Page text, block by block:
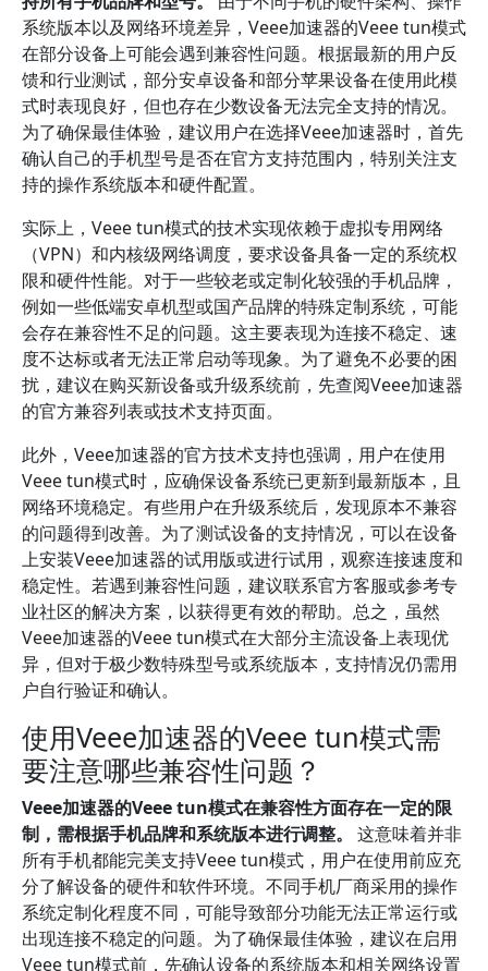
系统版本以及网络环境差异，Veee加速器的Veee tun模式
在部分设备上可能会遇到兼容性问题。根据最新的用户反
馈和行业测试，部分安卓设备和部分苹果设备在使用此模
式时表现良好，但也存在少数设备无法完全支持的情况。
为了确保最佳体验，建议用户在选择Veee加速器时，首先
确认自己的手机型号是否在官方支持范围内，特别关注支
持的操作系统版本和硬件配置。
实际上，Veee tun模式的技术实现依赖于虚拟专用网络
（VPN）和内核级网络调度，要求设备具备一定的系统权
限和硬件性能。对于一些较老或定制化较强的手机品牌，
例如一些低端安卓机型或国产品牌的特殊定制系统，可能
会存在兼容性不足的问题。这主要表现为连接不稳定、速
度不达标或者无法正常启动等现象。为了避免不必要的困
扰，建议在购买新设备或升级系统前，先查阅Veee加速器
的官方兼容列表或技术支持页面。
此外，Veee加速器的官方技术支持也强调，用户在使用
Veee tun模式时，应确保设备系统已更新到最新版本，且
网络环境稳定。有些用户在升级系统后，发现原本不兼容
的问题得到改善。为了测试设备的支持情况，可以在设备
上安装Veee加速器的试用版或进行试用，观察连接速度和
稳定性。若遇到兼容性问题，建议联系官方客服或参考专
业社区的解决方案，以获得更有效的帮助。总之，虽然
Veee加速器的Veee tun模式在大部分主流设备上表现优
异，但对于极少数特殊型号或系统版本，支持情况仍需用
户自行验证和确认。
使用Veee加速器的Veee tun模式需
要注意哪些兼容性问题？
Veee加速器的Veee tun模式在兼容性方面存在一定的限
制，需根据手机品牌和系统版本进行调整。
这意味着并非
所有手机都能完美支持Veee tun模式，用户在使用前应充
分了解设备的硬件和软件环境。不同手机厂商采用的操作
系统定制化程度不同，可能导致部分功能无法正常运行或
出现连接不稳定的问题。为了确保最佳体验，建议在启用
Veee tun模式前，先确认设备的系统版本和相关网络设置